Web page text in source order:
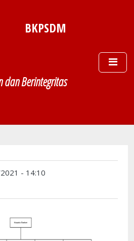
BKPSDM
dan Berintegritas
- 14:10